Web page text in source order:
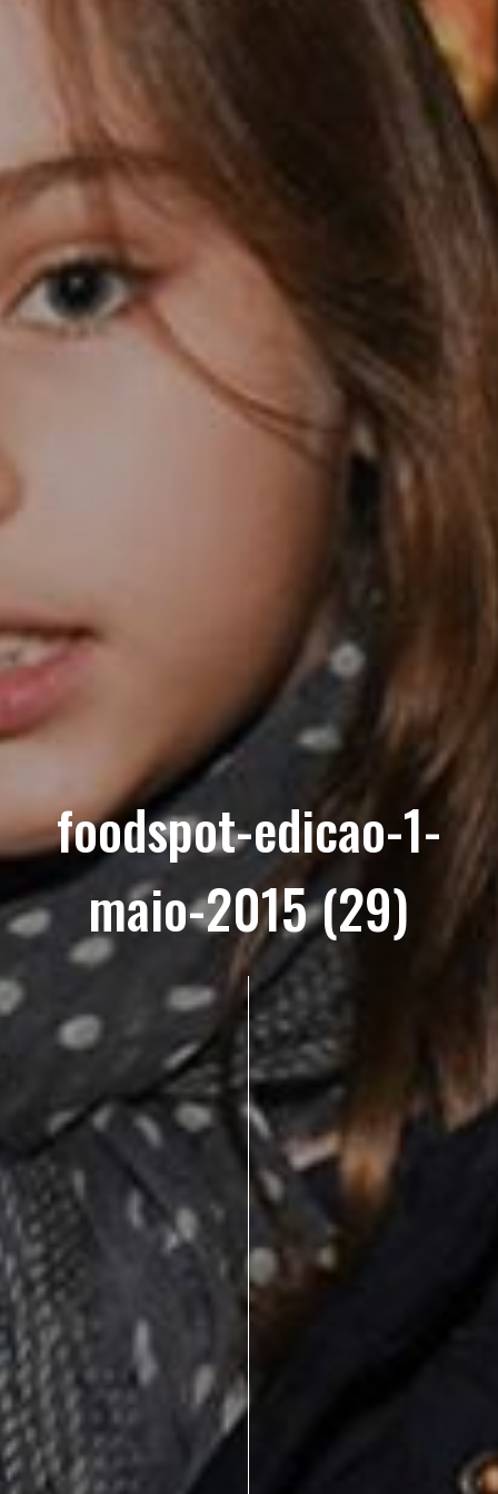
foodspot-edicao-1-
maio-2015 (29)